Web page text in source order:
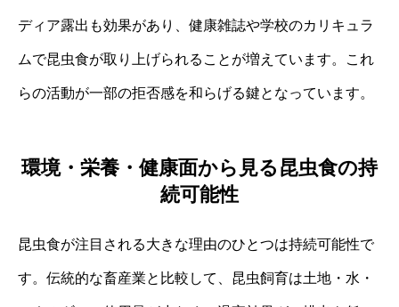
ディア露出も効果があり、健康雑誌や学校のカリキュラ
ムで昆虫食が取り上げられることが増えています。これ
らの活動が一部の拒否感を和らげる鍵となっています。
環境・栄養・健康面から見る昆虫食の持
続可能性
昆虫食が注目される大きな理由のひとつは持続可能性で
す。伝統的な畜産業と比較して、昆虫飼育は土地・水・